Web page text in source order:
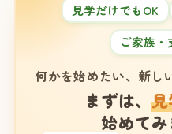
見学だけでもOK
ご家族・
何かを始めたい、新し
まずは、
始めて